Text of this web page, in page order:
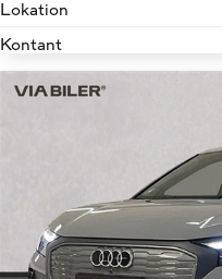
Lokation
Kontant